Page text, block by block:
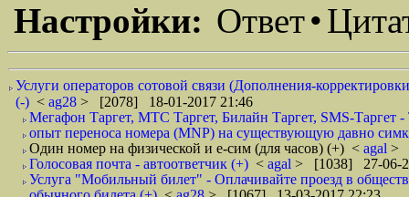
Настройки: Ответ•
Услуги операторов сотовой связи (Дополнения-
(-) < ag28 > [2078] 18-01-2017 21:46
Мегафон Таргет, МТС Таргет, Билайн Таргет, SMS-Таргет -
опыт переноса номера (MNP) на существующую давно
Один номер на физической и е-сим (для часов) (+) < agal >
Голосовая почта - автоответчик (+) < agal > [1038] 27-06-
Услуга "Мобильный билет" - Оплачивайте проезд в